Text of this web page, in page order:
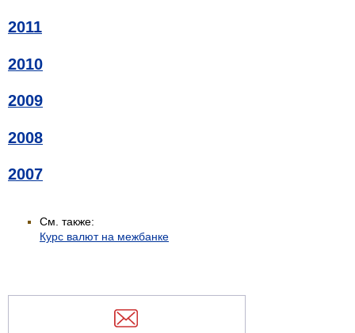
2011
2010
2009
2008
2007
См. также:
Курс валют на межбанке